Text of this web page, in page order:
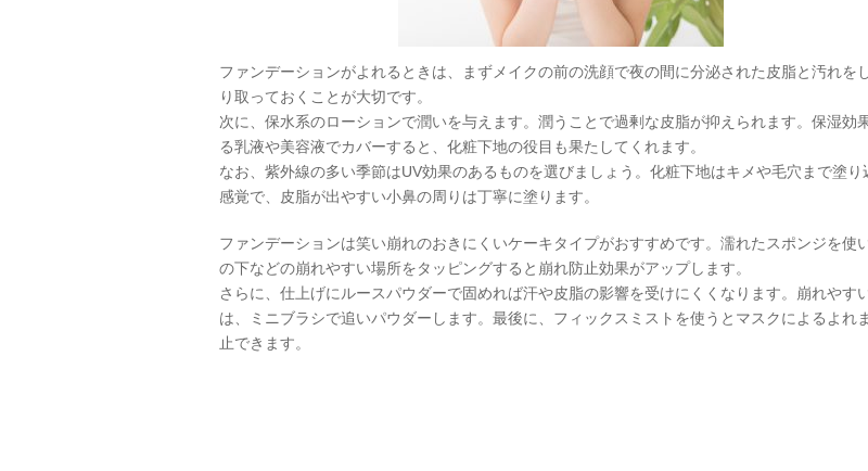
ファンデーションがよれるときは、まずメイクの前の洗顔で夜の間に分泌された皮脂と汚れを
り取っておくことが大切です。
次に、保水系のローションで潤いを与えます。潤うことで過剰な皮脂が抑えられます。保湿効
る乳液や美容液でカバーすると、化粧下地の役目も果たしてくれます。
なお、紫外線の多い季節はUV効果のあるものを選びましょう。化粧下地はキメや毛穴まで塗り
感覚で、皮脂が出やすい小鼻の周りは丁寧に塗ります。
ファンデーションは笑い崩れのおきにくいケーキタイプがおすすめです。濡れたスポンジを使
の下などの崩れやすい場所をタッピングすると崩れ防止効果がアップします。
さらに、仕上げにルースパウダーで固めれば汗や皮脂の影響を受けにくくなります。崩れやす
は、ミニブラシで追いパウダーします。最後に、フィックスミストを使うとマスクによるよれ
止できます。